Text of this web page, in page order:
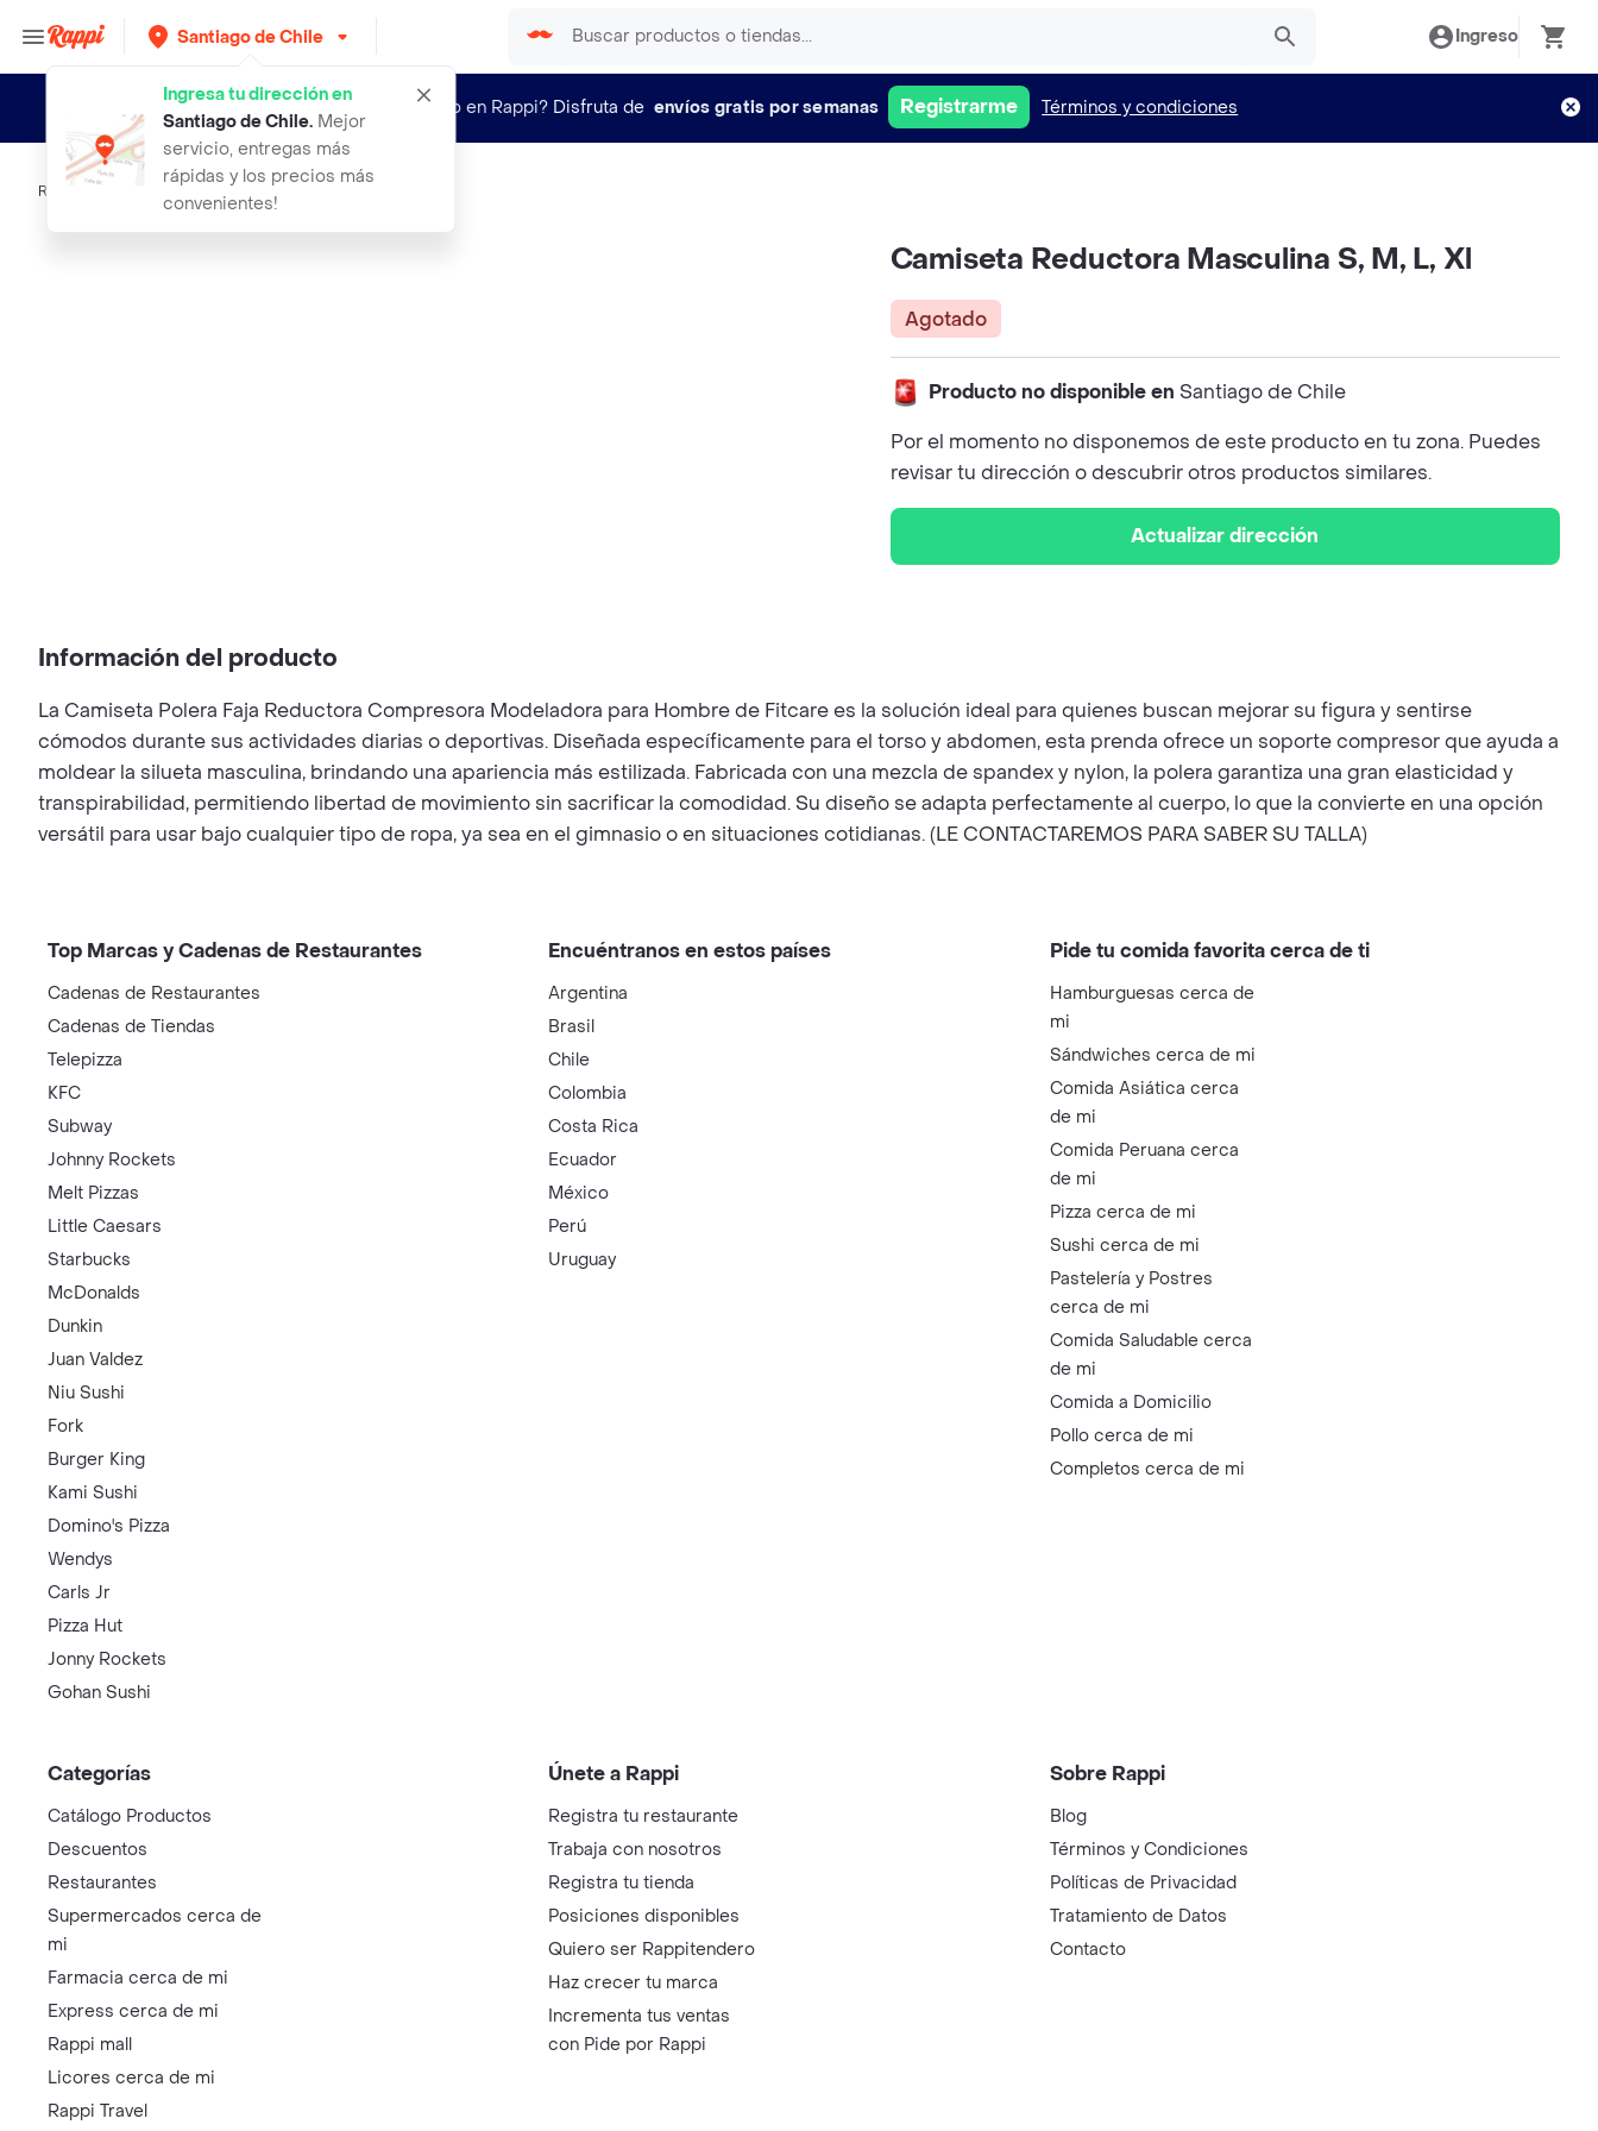
Santiago de Chile
Ingresa tu dirección en
Santiago de Chile. Mejor
servicio, entregas más
rápidas y los precios más
convenientes!
Ingreso
¿Nuevo en Rappi? Disfruta de envíos gratis por semanas Registrarme Términos y condiciones
Rappi camiseta reductora masculina s m l
Camiseta Reductora Masculina S, M, L, Xl
Agotado
Producto no disponible en Santiago de Chile
Por el momento no disponemos de este producto en tu zona. Puedes
revisar tu dirección o descubrir otros productos similares.
Actualizar dirección
Información del producto
La Camiseta Polera Faja Reductora Compresora Modeladora para Hombre de Fitcare es la solución ideal para quienes buscan mejorar su figura y sentirse
cómodos durante sus actividades diarias o deportivas. Diseñada específicamente para el torso y abdomen, esta prenda ofrece un soporte compresor que ayuda a
moldear la silueta masculina, brindando una apariencia más estilizada. Fabricada con una mezcla de spandex y nylon, la polera garantiza una gran elasticidad y
transpirabilidad, permitiendo libertad de movimiento sin sacrificar la comodidad. Su diseño se adapta perfectamente al cuerpo, lo que la convierte en una opción
versátil para usar bajo cualquier tipo de ropa, ya sea en el gimnasio o en situaciones cotidianas. (LE CONTACTAREMOS PARA SABER SU TALLA)
Top Marcas y Cadenas de Restaurantes
Cadenas de Restaurantes
Cadenas de Tiendas
Telepizza
KFC
Subway
Johnny Rockets
Melt Pizzas
Little Caesars
Starbucks
McDonalds
Dunkin
Juan Valdez
Niu Sushi
Fork
Burger King
Kami Sushi
Domino's Pizza
Wendys
Carls Jr
Pizza Hut
Jonny Rockets
Gohan Sushi
Encuéntranos en estos países
Argentina
Brasil
Chile
Colombia
Costa Rica
Ecuador
México
Perú
Uruguay
Pide tu comida favorita cerca de ti
Hamburguesas cerca de
mi
Sándwiches cerca de mi
Comida Asiática cerca
de mi
Comida Peruana cerca
de mi
Pizza cerca de mi
Sushi cerca de mi
Pastelería y Postres
cerca de mi
Comida Saludable cerca
de mi
Comida a Domicilio
Pollo cerca de mi
Completos cerca de mi
Categorías
Catálogo Productos
Descuentos
Restaurantes
Supermercados cerca de
mi
Farmacia cerca de mi
Express cerca de mi
Rappi mall
Licores cerca de mi
Rappi Travel
Únete a Rappi
Registra tu restaurante
Trabaja con nosotros
Registra tu tienda
Posiciones disponibles
Quiero ser Rappitendero
Haz crecer tu marca
Incrementa tus ventas
con Pide por Rappi
Sobre Rappi
Blog
Términos y Condiciones
Políticas de Privacidad
Tratamiento de Datos
Contacto